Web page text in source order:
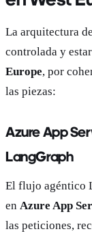
La arquitectura
controlada y
Europe, por
las piezas:
Azure App
LangGraph
El flujo agéntico
en Azure App
las peticiones,